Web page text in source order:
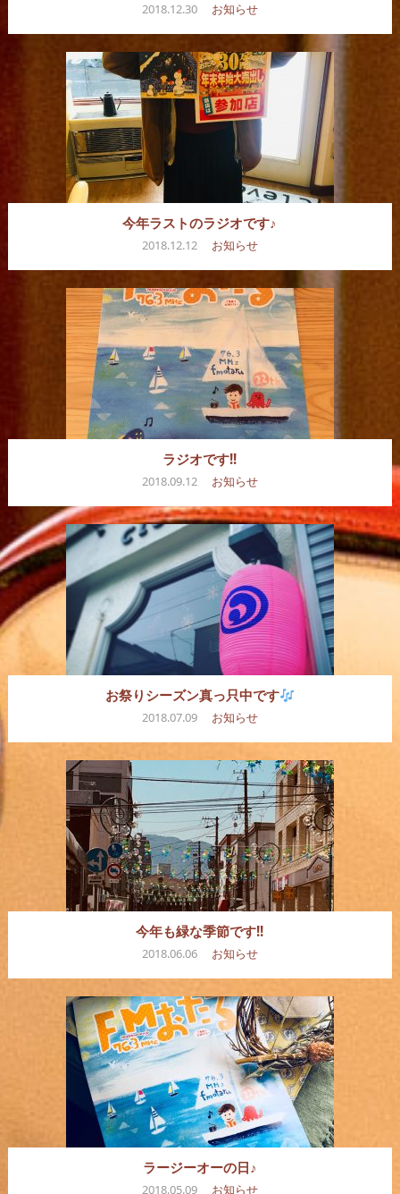
2018.12.30 お知らせ
今年ラストのラジオです♪
2018.12.12 お知らせ
ラジオです!!
2018.09.12 お知らせ
お祭りシーズン真っ只中です
2018.07.09 お知らせ
今年も緑な季節です!!
2018.06.06 お知らせ
ラージーオーの日♪
2018.05.09 お知らせ